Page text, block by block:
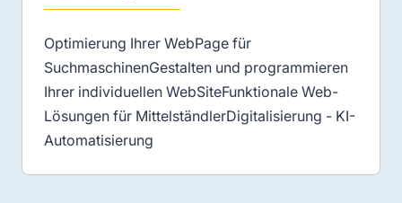
Optimierung Ihrer WebPage für
SuchmaschinenGestalten und programmieren
Ihrer individuellen WebSiteFunktionale Web-
Lösungen für MittelständlerDigitalisierung - KI-
Automatisierung